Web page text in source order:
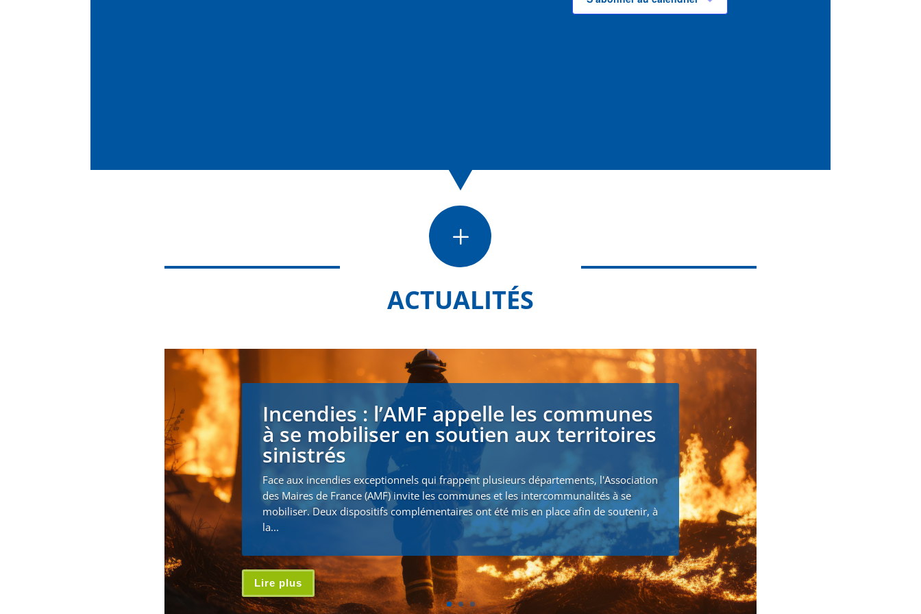
L
ACTUALITÉS
Incendies : l’AMF appelle les communes
à se mobiliser en soutien aux territoires
sinistrés
Face aux incendies exceptionnels qui frappent plusieurs départements, l'Association
des Maires de France (AMF) invite les communes et les intercommunalités à se
mobiliser. Deux dispositifs complémentaires ont été mis en place afin de soutenir, à
la...
Lire plus